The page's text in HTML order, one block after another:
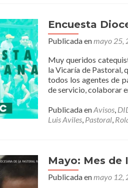
Encuesta
Publicada enmayo 25,
Muy queridos
la Vicaría de Pastoral,
todos los agentes de
de servicio, colaborar
Publicada enAvisos,
Luis Aviles, Pastoral,
Mayo: Mes de
Publicada enmayo 12,